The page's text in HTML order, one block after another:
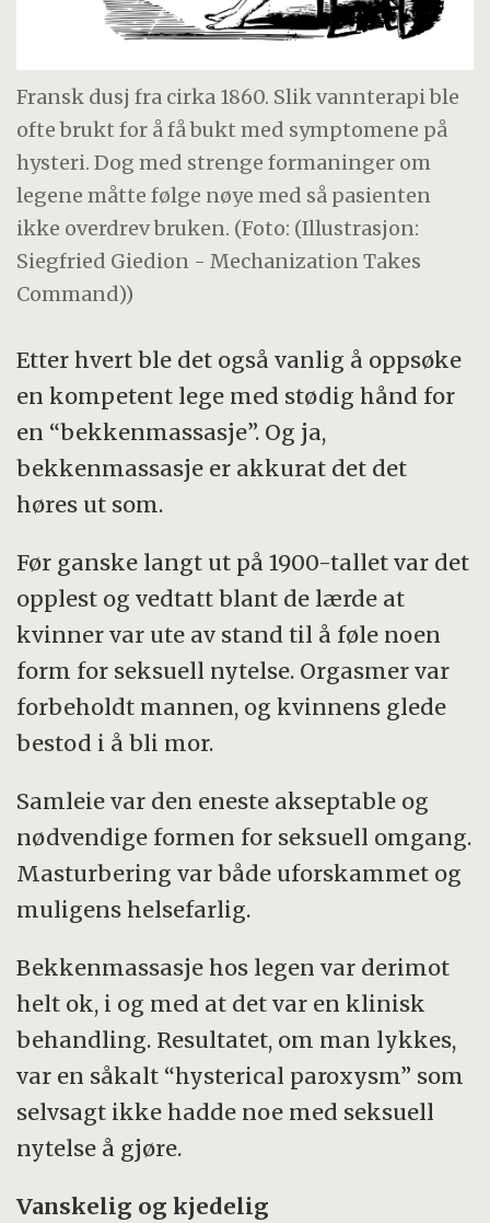
Fransk dusj fra cirka 1860. Slik vannterapi ble
ofte brukt for å få bukt med symptomene på
hysteri. Dog med strenge formaninger om
legene måtte følge nøye med så pasienten
ikke overdrev bruken. (Foto: (Illustrasjon:
Siegfried Giedion - Mechanization Takes
Command))
Etter hvert ble det også vanlig å oppsøke
en kompetent lege med stødig hånd for
en “bekkenmassasje”. Og ja,
bekkenmassasje er akkurat det det
høres ut som.
Før ganske langt ut på 1900-tallet var det
opplest og vedtatt blant de lærde at
kvinner var ute av stand til å føle noen
form for seksuell nytelse. Orgasmer var
forbeholdt mannen, og kvinnens glede
bestod i å bli mor.
Samleie var den eneste akseptable og
nødvendige formen for seksuell omgang.
Masturbering var både uforskammet og
muligens helsefarlig.
Bekkenmassasje hos legen var derimot
helt ok, i og med at det var en klinisk
behandling. Resultatet, om man lykkes,
var en såkalt “hysterical paroxysm” som
selvsagt ikke hadde noe med seksuell
nytelse å gjøre.
Vanskelig og kjedelig